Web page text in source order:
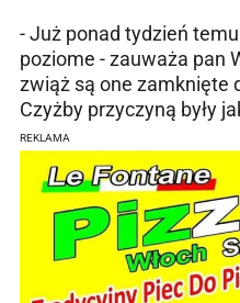
- Już ponad tydzień
poziome - zauważa pan
zwiąż są one zamknięte
Czyżby przyczyną były
REKLAMA